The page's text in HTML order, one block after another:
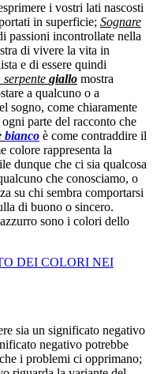
i vostri lati nascosti
in superficie; Sognare
passioni incontrollate nella
di vivere la vita in
e di essere quindi
serpente giallo mostra
a qualcuno o a
sogno, come chiaramente
parte del racconto che
bianco è come contraddire il
colore rappresenta la
dunque che ci sia qualcosa
che conosciamo, o
su chi sembra comportarsi
di buono o sincero.
sono i colori dello
DEI COLORI NEI
sia un significato negativo
negativo potrebbe
i problemi ci opprimano;